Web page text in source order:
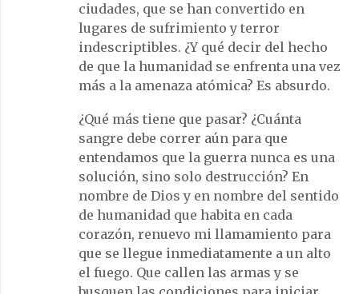
ciudades, que se han convertido en
lugares de sufrimiento y terror
indescriptibles. ¿Y qué decir del hecho
de que la humanidad se enfrenta una vez
más a la amenaza atómica? Es absurdo.
¿Qué más tiene que pasar? ¿Cuánta
sangre debe correr aún para que
entendamos que la guerra nunca es una
solución, sino solo destrucción? En
nombre de Dios y en nombre del sentido
de humanidad que habita en cada
corazón, renuevo mi llamamiento para
que se llegue inmediatamente a un alto
el fuego. Que callen las armas y se